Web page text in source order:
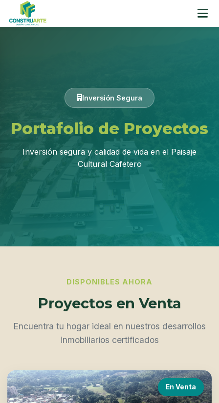
Inversión Segura
Portafolio de Proyectos
Inversión segura y calidad de vida en el Paisaje
Cultural Cafetero
DISPONIBLES AHORA
Proyectos en Venta
Encuentra tu hogar ideal en nuestros desarrollos
inmobiliarios certificados
En Venta